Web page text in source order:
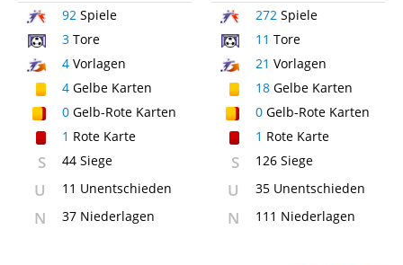
92 Spiele
3 Tore
4 Vorlagen
4 Gelbe Karten
0 Gelb-Rote Karten
1 Rote Karte
S 44 Siege
U 11 Unentschieden
N 37 Niederlagen
272Spiele
11 Tore
21 Vorlagen
18Gelbe Karten
0Gelb-Rote Karten
1 Rote Karte
S 126 Siege
U 35 Unentschieden
N 111 Niederlagen